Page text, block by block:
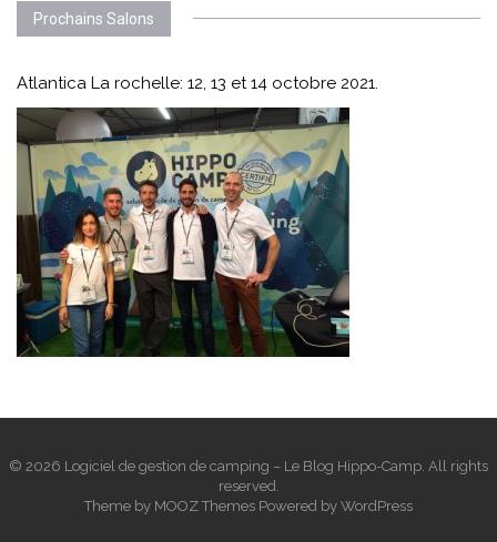
Prochains Salons
Atlantica La rochelle: 12, 13 et 14 octobre 2021.
© 2026 Logiciel de gestion de camping – Le Blog Hippo-Camp. All rights
reserved.
Theme by MOOZ Themes Powered by WordPress